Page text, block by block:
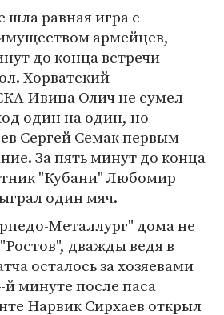
шла равная игра с
армейцев,
до конца встречи
Хорватский
Ивица Олич не сумел
один на один, но
Сергей Семак первым
За пять минут до конца
"Кубани" Любомир
один мяч.
Металлург" дома не
дважды ведя в
осталось за хозяевами
минуте после паса
Нарвик Сирхаев открыл